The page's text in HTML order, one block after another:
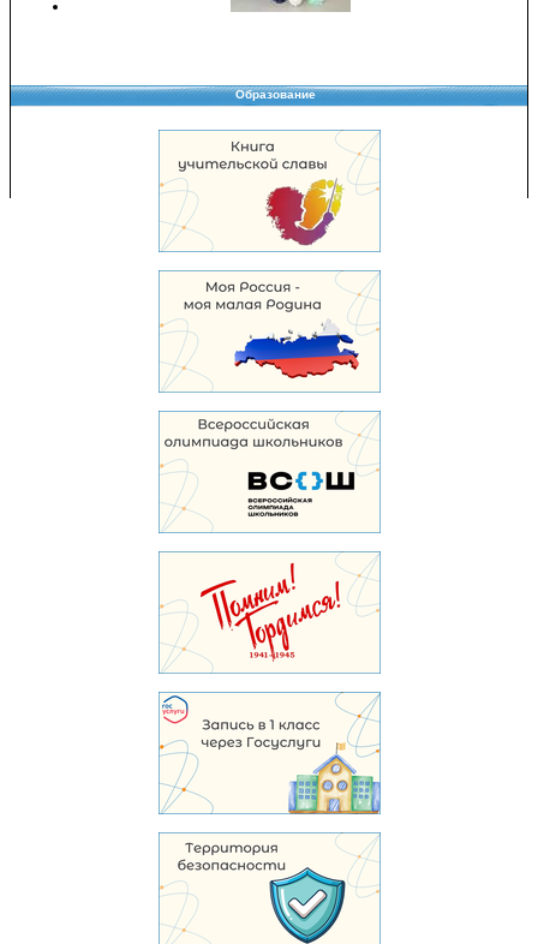
Образование
Copyright © 2008-2026 Управление образования
Перепечатка и использование материалов возможны только с разрешения
Управления образования.
103,970,509 уникальных посетителей